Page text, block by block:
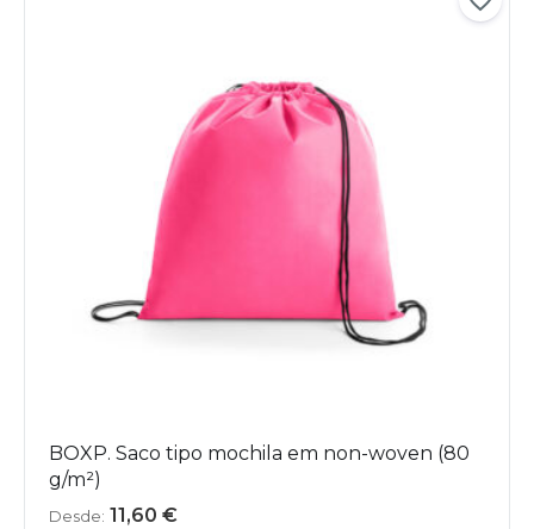
BOXP. Saco tipo mochila em non-woven (80
g/m²)
Desde: 11,60 €